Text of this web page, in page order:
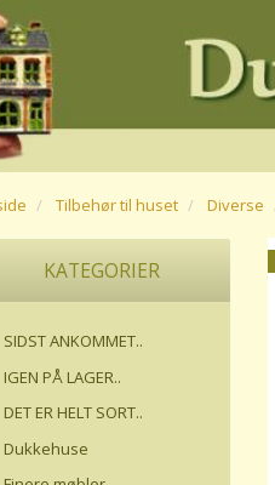
Tilbehør til huset Diverse
KATEGORIER
SIDST ANKOMMET..
IGEN PÅ LAGER..
DET ER HELT SORT..
Dukkehuse